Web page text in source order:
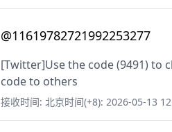
@11619782721992253277
[Twitter]Use the code (9491) to
code to others
接收时间: 北京时间(+8): 2026-05-13